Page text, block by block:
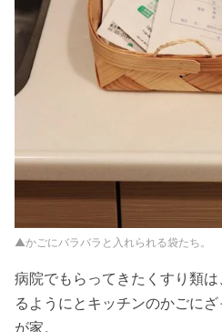
▲かごにバラバラと入れられる袋たち。
病院でもらってきたくすり類
るようにとキッチンのかごに
が家。